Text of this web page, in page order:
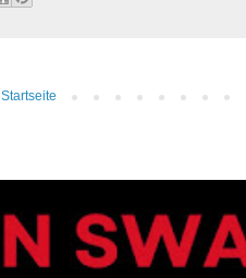
Startseite